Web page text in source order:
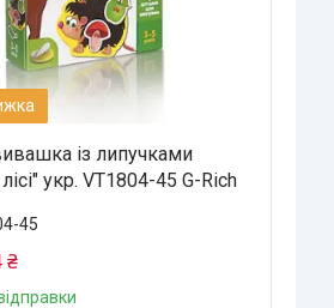
із липучками
укр. VT1804-45 G-Rich
45
₴